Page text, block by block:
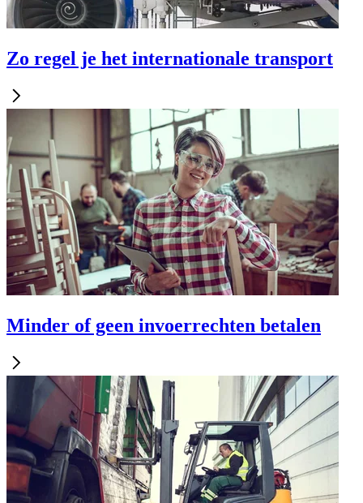
Zo regel je het internationale transport
Minder of geen invoerrechten betalen